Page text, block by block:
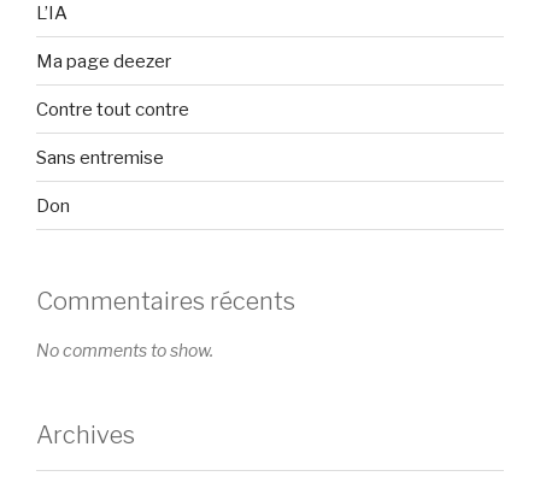
L’IA
Ma page deezer
Contre tout contre
Sans entremise
Don
Commentaires récents
No comments to show.
Archives